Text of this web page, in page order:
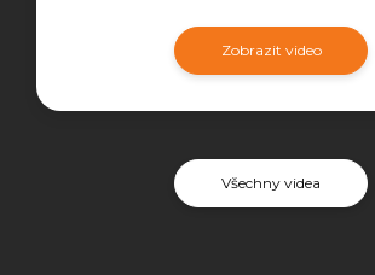
Zobrazit video
Všechny videa